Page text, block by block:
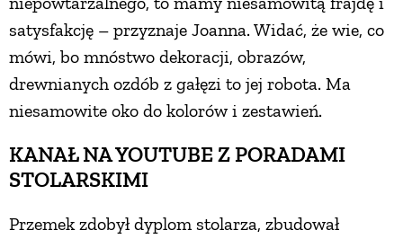
satysfakcję – przyznaje Joanna. Widać, że wie, co
mówi, bo mnóstwo dekoracji, obrazów,
drewnianych ozdób z gałęzi to jej robota. Ma
niesamowite oko do kolorów i zestawień.
KANAŁ NA YOUTUBE Z PORADAMI
STOLARSKIMI
Przemek zdobył dyplom stolarza, zbudował